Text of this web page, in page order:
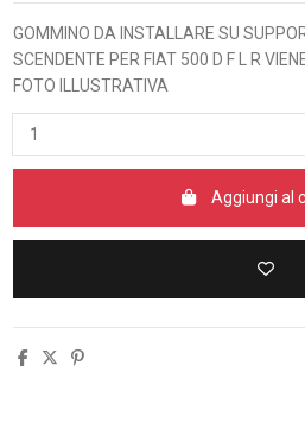
GOMMINO DA INSTALLARE SU
SCENDENTE PER FIAT 500 D F L R
FOTO ILLUSTRATIVA
Aggiungi al